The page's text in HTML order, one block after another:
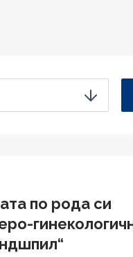
по рода си